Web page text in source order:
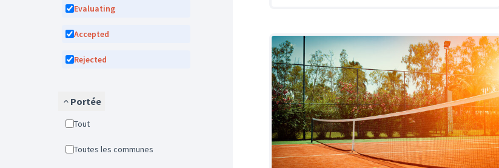
Evaluating
Accepted
Rejected
Portée
Tout
Toutes les communes